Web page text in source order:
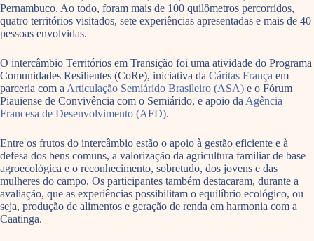
Pernambuco. Ao todo, foram mais de 100 quilômetros percorridos,
quatro territórios visitados, sete experiências apresentadas e mais de 40
pessoas envolvidas.
O intercâmbio Territórios em Transição foi uma atividade do Programa
Comunidades Resilientes (CoRe), iniciativa da Cáritas França em
parceria com a Articulação Semiárido Brasileiro (ASA) e o Fórum
Piauiense de Convivência com o Semiárido, e apoio da Agência
Francesa de Desenvolvimento (AFD).
Entre os frutos do intercâmbio estão o apoio à gestão eficiente e à
defesa dos bens comuns, a valorização da agricultura familiar de base
agroecológica e o reconhecimento, sobretudo, dos jovens e das
mulheres do campo. Os participantes também destacaram, durante a
avaliação, que as experiências possibilitam o equilíbrio ecológico, ou
seja, produção de alimentos e geração de renda em harmonia com a
Caatinga.